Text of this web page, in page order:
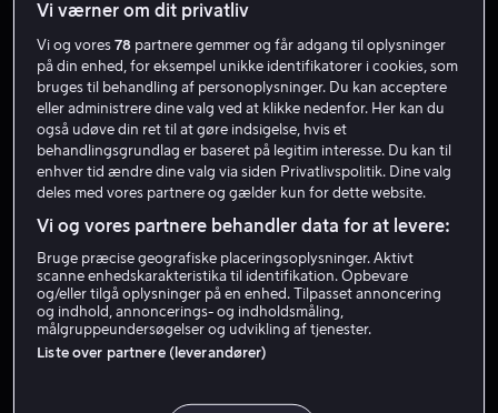
LEGO DC Super Heroes: Aquaman:
Atlantis slår igen
5.7 Familiefilm Action 2018 1 t. 13 min
HD
Lej 49 kr
Køb 99 kr
Vi værner om dit privatliv
Vi og vores78 partnere gemmer og får adgang til oplysninger
på din enhed, for eksempel unikke identifikatorer i cookies, som
bruges til behandling af personoplysninger. Du kan acceptere
eller administrere dine valg ved at klikke nedenfor. Her kan du
også udøve din ret til at gøre indsigelse, hvis et
behandlingsgrundlag er baseret på legitim interesse. Du kan til
enhver tid ændre dine valg via siden Privatlivspolitik. Dine valg
deles med vores partnere og gælder kun for dette website.
Vi og vores partnere behandler data for at levere:
Bruge præcise geografiske placeringsoplysninger. Aktivt
scanne enhedskarakteristika til identifikation. Opbevare
og/eller tilgå oplysninger på en enhed. Tilpasset annoncering
og indhold, annoncerings- og indholdsmåling,
målgruppeundersøgelser og udvikling af tjenester.
Liste over partnere (leverandører)